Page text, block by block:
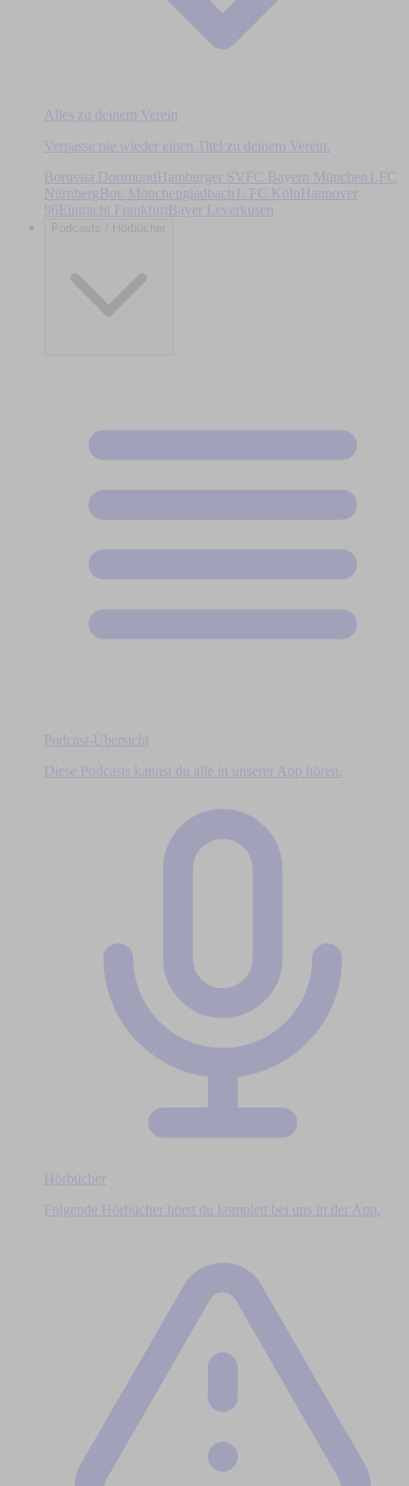
Alles zu deinem Verein
Verpasse nie wieder einen Titel zu deinem Verein.
Borussia DortmundHamburger SV FC Bayern München
1.FC
Nürnberg Bor. Mönchengladbach 1. FC Köln
Hannover
96Eintracht Frankfurt Bayer Leverkusen
Podcasts / Hörbücher
Podcast-Übersicht
Diese Podcasts kannst du alle in unserer App hören.
Hörbücher
Folgende Hörbücher hörst du komplett bei uns in der App.